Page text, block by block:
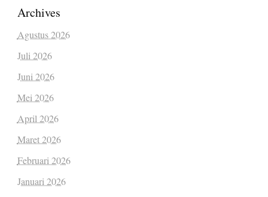
Archives
Agustus 2026
Juli 2026
Juni 2026
Mei 2026
April 2026
Maret 2026
Februari 2026
Januari 2026